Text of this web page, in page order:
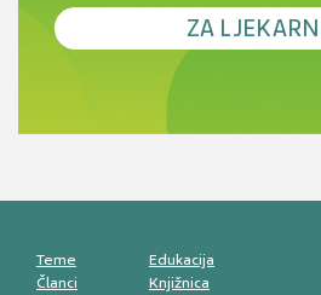
Debljina - od prevencije do
Novi pogled na migrenu:
razlike i nove terapije
smetnji do rane onkološke
ZA
Antikoagulansi u ljekarničkoj
Teme
Članci
Edukacija
Knjižnica